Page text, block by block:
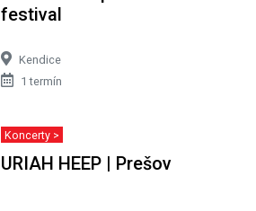
festival
Kendice
1 termín
Koncerty >
URIAH HEEP | Prešov